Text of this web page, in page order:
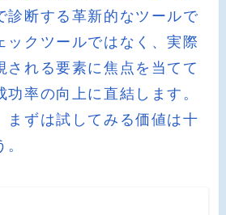
診断する革新的なツールで
ックツールではなく、実際
される要素に焦点を当てて
率の向上に直結します。
まずは試してみる価値は十